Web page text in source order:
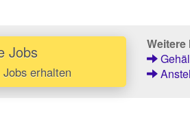
Jobs
erhalten